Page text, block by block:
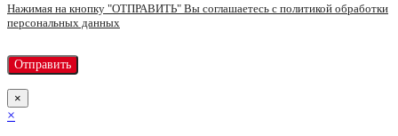
Нажимая на кнопку "ОТПРАВИТЬ" Вы соглашаетесь с политикой обработки
персональных данных
×
×